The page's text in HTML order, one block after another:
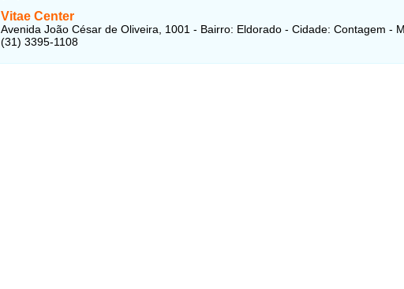
Vitae Center
Avenida João César de Oliveira, 1001 - Bairro: Eldorado - Cidade: Contagem -
(31) 3395-1108